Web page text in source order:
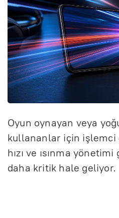
Oyun oynayan veya
kullananlar için işlemci
hızı ve ısınma
daha kritik hale geliyor.